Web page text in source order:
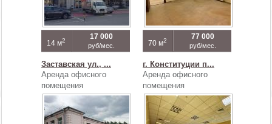
14 м2 17 000
руб/мес. 70 м2 77 000
руб/мес.
Заставская ул., ...
Аренда офисного
помещения
г. Конституции п...
Аренда офисного
помещения